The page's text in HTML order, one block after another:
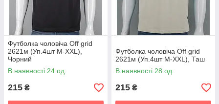
Футболка чоловіча Off grid
2621м (Уп.4шт M-XXL),
Чорний
В наявності 24 од.
215 ₴
Футболка чоловіча Off grid
2621м (Уп.4шт M-XXL), Таш
В наявності 28 од.
215 ₴